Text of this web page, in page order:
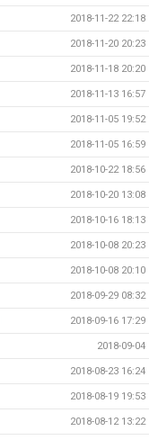
2018-11-22 22:18
2018-11-20 20:23
2018-11-18 20:20
2018-11-13 16:57
2018-11-05 19:52
2018-11-05 16:59
2018-10-22 18:56
2018-10-20 13:08
2018-10-16 18:13
2018-10-08 20:23
2018-10-08 20:10
2018-09-29 08:32
2018-09-16 17:29
2018-09-04
2018-08-23 16:24
2018-08-19 19:53
2018-08-12 13:22